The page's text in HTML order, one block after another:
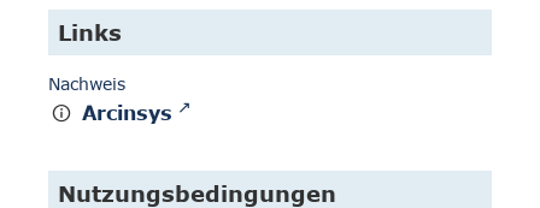
Links
Nachweis
Arcinsys
Nutzungsbedingungen